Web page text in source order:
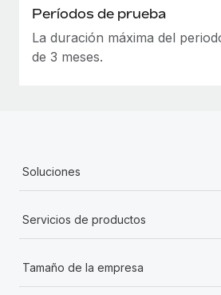
Períodos de prueba
La duración máxima del
de 3 meses.
Soluciones
Servicios de productos
Tamaño de la empresa